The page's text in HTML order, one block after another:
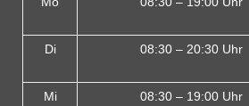
Di 08:30 – 20:30 Uhr
Mi 08:30 – 19:00 Uhr